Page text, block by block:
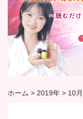
ホーム > 2019年 > 10月